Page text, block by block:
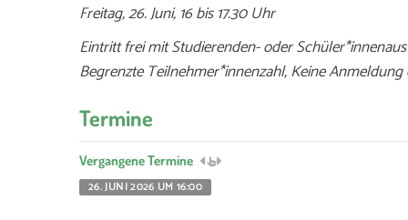
Freitag, 26. Juni, 16 bis 17.30 Uhr
Eintritt frei mit Studierenden- oder
Begrenzte Teilnehmer*innenzahl, Keine
Termine
Vergangene Termine
26. JUNI 2026 UM 16:00